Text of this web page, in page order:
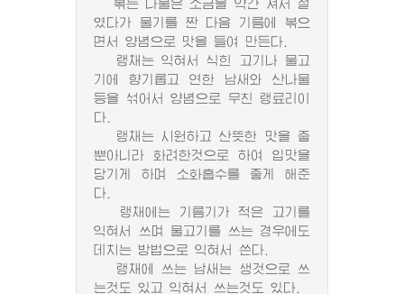
볶는 나물은 소금을 약간 쳐서 절
였다가 물기를 짠 다음 기름에 볶으
면서 양념으로 맛을 들여 만든다.
랭채는 익혀서 식힌 고기나 물고
기에 향기롭고 연한 남새와 산나물
등을 섞어서 양념으로 무친 랭료리이
다.
랭채는 시원하고 산뜻한 맛을 줄
뿐아니라 화려한것으로 하여 입맛을
당기게 하며 소화흡수를 좋게 해준
다.
랭채에는 기름기가 적은 고기를
익혀서 쓰며 물고기를 쓰는 경우에도
데치는 방법으로 익혀서 쓴다.
랭채에 쓰는 남새는 생것으로 쓰
는것도 있고 익혀서 쓰는것도 있다.